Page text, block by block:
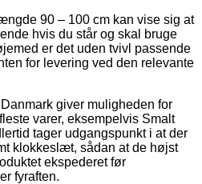
90 – 100 cm kan vise sig at
hvis du står og skal bruge
er det uden tvivl passende
for levering ved den relevante
giver muligheden for
varer, eksempelvis Smalt
tager udgangspunkt i at der
klokkeslæt, sådan at de højst
ekspederet før
fyraften.